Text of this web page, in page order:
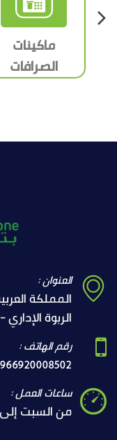
ماكينات
الصرافات
العنوان :
المملكة
الربوة
رقم الهاتف :
ساعات العمل :
من السبت إلى